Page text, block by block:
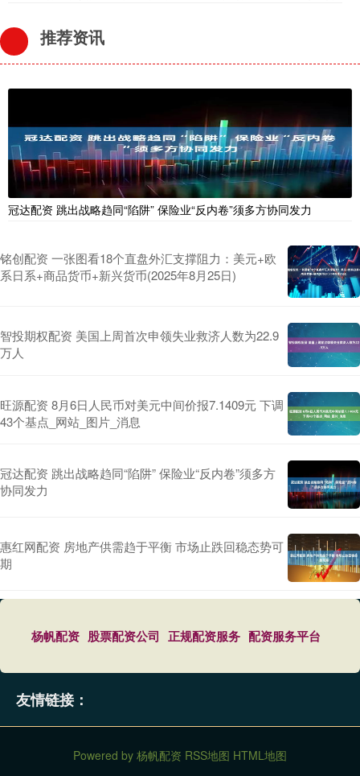
推荐资讯
冠达配资 跳出战略趋同“陷阱” 保险业“反内卷”须多方协同发力
铭创配资 一张图看18个直盘外汇支撑阻力：美元+欧
系日系+商品货币+新兴货币(2025年8月25日)
智投期权配资 美国上周首次申领失业救济人数为22.9
万人
旺源配资 8月6日人民币对美元中间价报7.1409元 下调
43个基点_网站_图片_消息
冠达配资 跳出战略趋同“陷阱” 保险业“反内卷”须多方
协同发力
惠红网配资 房地产供需趋于平衡 市场止跌回稳态势可
期
杨帆配资 股票配资公司 正规配资服务 配资服务平台
友情链接：
Powered by 杨帆配资 RSS地图 HTML地图